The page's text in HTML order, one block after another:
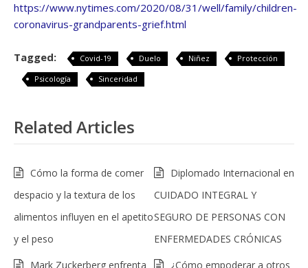
https://www.nytimes.com/2020/08/31/well/family/children-
coronavirus-grandparents-grief.html
Tagged: Covid-19 Duelo Niñez
Protección
Psicología
Sinceridad
Related Articles
Cómo la forma de comer
despacio y la textura de los
alimentos influyen en el apetito
y el peso
Diplomado Internacional en
CUIDADO INTEGRAL Y
SEGURO DE PERSONAS CON
ENFERMEDADES CRÓNICAS
Mark Zuckerberg enfrenta
¿Cómo empoderar a otros